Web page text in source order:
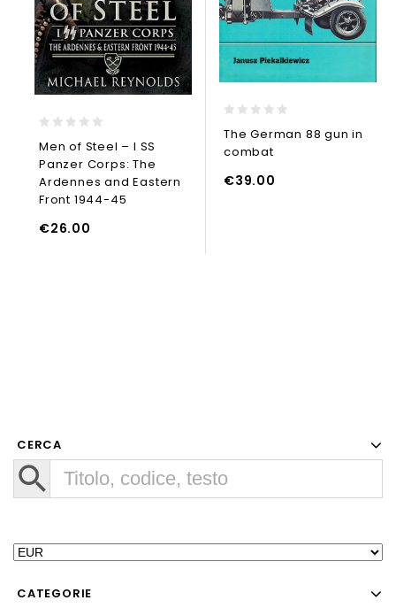
out
of
5
Men of Steel – I SS
Panzer Corps: The
Ardennes and Eastern
Front 1944-45
€26.00
out
of
The German 88 gun in
combat
€39.00
AL CARRELLO
CERCA
CATEGORIE